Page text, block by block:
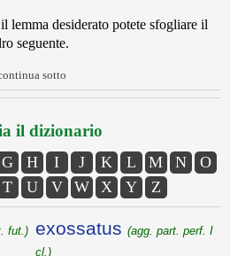
lemma desiderato potete sfogliare il
seguente.
sotto
il dizionario
G H I J K L M N
O
T U V W X Y Z
fut.) exossatus (agg. part. perf. I
cl.)